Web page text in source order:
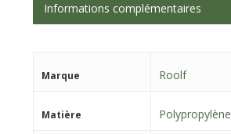
Informations complémentaires
Marque Roolf
Matière Polypropylène